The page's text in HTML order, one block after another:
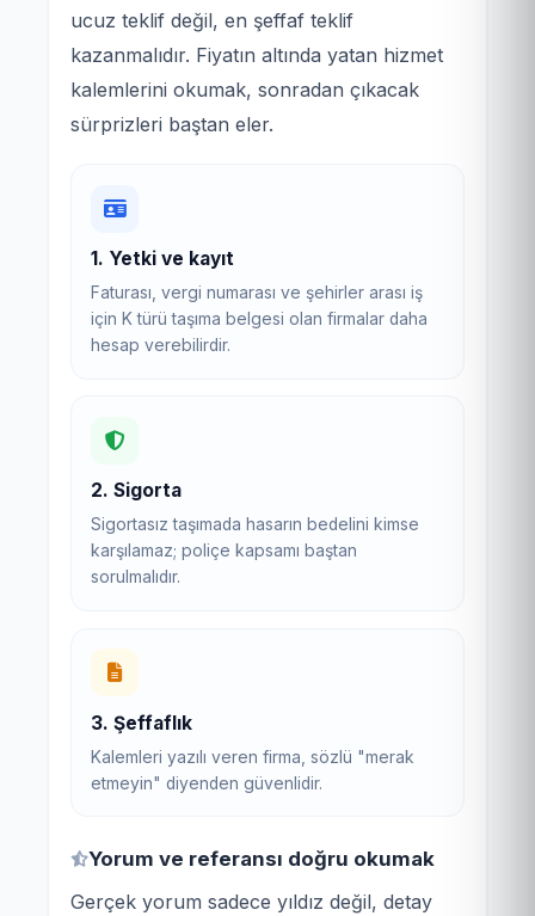
ucuz teklif değil, en şeffaf teklif
kazanmalıdır. Fiyatın altında yatan hizmet
kalemlerini okumak, sonradan çıkacak
sürprizleri baştan eler.
1. Yetki ve kayıt
Faturası, vergi numarası ve şehirler arası iş
için K türü taşıma belgesi olan firmalar daha
hesap verebilirdir.
2. Sigorta
Sigortasız taşımada hasarın bedelini kimse
karşılamaz; poliçe kapsamı baştan
sorulmalıdır.
3. Şeffaflık
Kalemleri yazılı veren firma, sözlü "merak
etmeyin" diyenden güvenlidir.
Yorum ve referansı doğru okumak
Gerçek yorum sadece yıldız değil, detay